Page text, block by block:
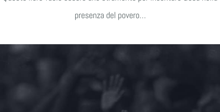
presenza del povero…